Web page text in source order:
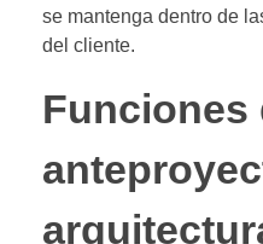
se mantenga dentro de
del cliente.
Funciones